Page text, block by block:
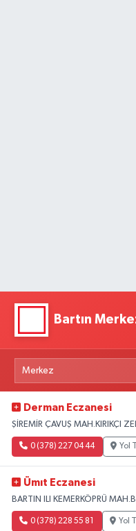
Bartın
Derman Eczanesi
ŞİREMİR ÇAVUŞ MAH.KIRIKÇI
0 (378) 227 04 44 Yol
Ümıt Eczanesi
BARTIN ILI KEMERKÖPRÜ
0 (378) 228 55 81 Yol